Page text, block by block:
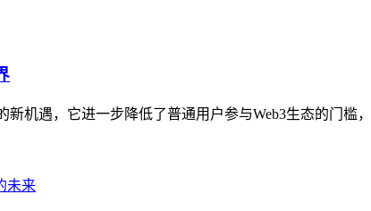
新机遇，它进一步降低了普通用户参与Web3生态的门槛